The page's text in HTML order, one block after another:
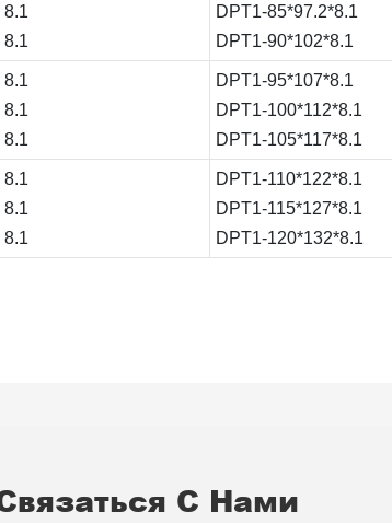
8.1
8.1
DPT1-85*97.2*8.1
DPT1-90*102*8.1
8.1
8.1
8.1
DPT1-95*107*8.1
DPT1-100*112*8.1
DPT1-105*117*8.1
8.1
8.1
8.1
DPT1-110*122*8.1
DPT1-115*127*8.1
DPT1-120*132*8.1
С Нами